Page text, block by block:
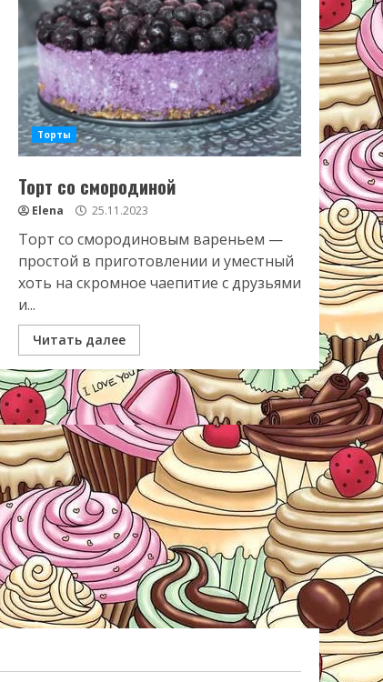
Торты
Торт со смородиной
Elena 25.11.2023
Торт со смородиновым вареньем —
простой в приготовлении и уместный
хоть на скромное чаепитие с друзьями
и...
Читать далее